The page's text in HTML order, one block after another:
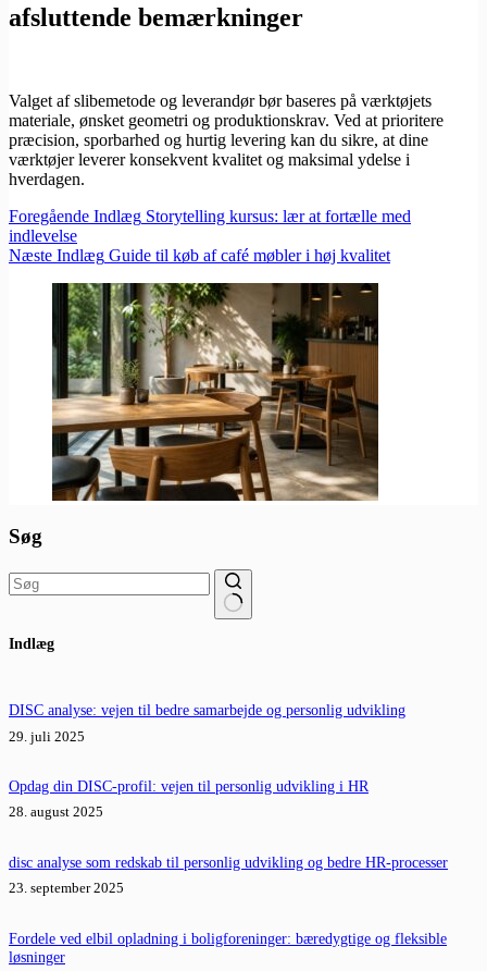
afsluttende bemærkninger
Valget af slibemetode og leverandør bør baseres på værktøjets
materiale, ønsket geometri og produktionskrav. Ved at prioritere
præcision, sporbarhed og hurtig levering kan du sikre, at dine
værktøjer leverer konsekvent kvalitet og maksimal ydelse i
hverdagen.
Foregående Indlæg Storytelling kursus: lær at fortælle med
indlevelse
Næste Indlæg Guide til køb af café møbler i høj kvalitet
Søg
resultater
Indlæg
DISC analyse: vejen til bedre samarbejde og personlig udvikling
29. juli 2025
Opdag din DISC-profil: vejen til personlig udvikling i HR
28. august 2025
disc analyse som redskab til personlig udvikling og bedre HR-processer
23. september 2025
Fordele ved elbil opladning i boligforeninger: bæredygtige og fleksible
løsninger